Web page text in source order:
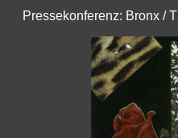
Pressekonferenz: Bronx /